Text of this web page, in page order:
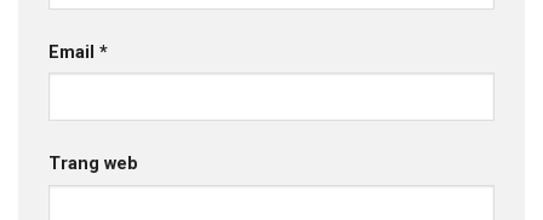
Email *
Trang web